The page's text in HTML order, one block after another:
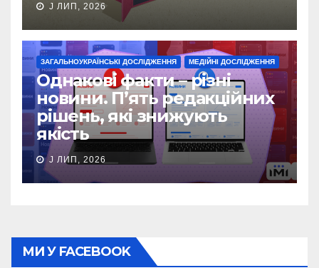
J ЛИП, 2026
ЗАГАЛЬНОУКРАЇНСЬКІ ДОСЛІДЖЕННЯ МЕДІЙНІ ДОСЛІДЖЕННЯ
Однакові факти – різні
новини. П’ять редакційних
рішень, які знижують
якість
J ЛИП, 2026
МИ У FACEBOOK